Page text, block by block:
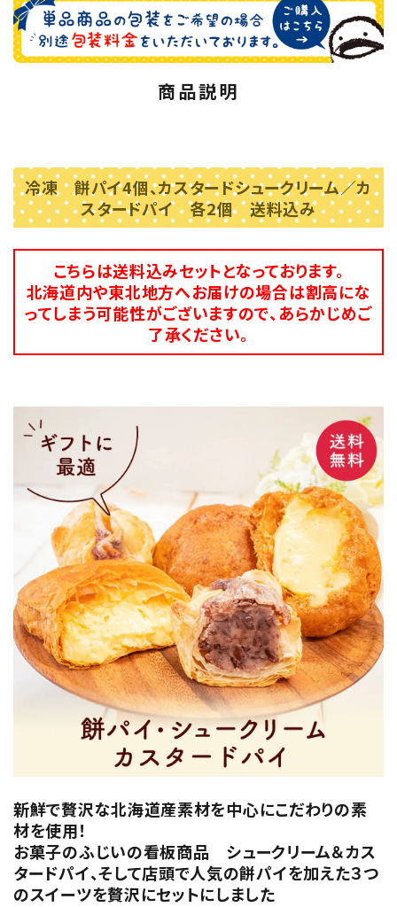
商品説明
冷凍 餅パイ4個、カスタードシュークリーム／カ
スタードパイ 各2個 送料込み
こちらは送料込みセットとなっております。
北海道内や東北地方へお届けの場合は割高にな
ってしまう可能性がございますので、あらかじめご
了承ください。
新鮮で贅沢な北海道産素材を中心にこだわりの素
材を使用！
お菓子のふじいの看板商品 シュークリーム＆カス
タードパイ、そして店頭で人気の餅パイを加えた３つ
のスイーツを贅沢にセットにしました